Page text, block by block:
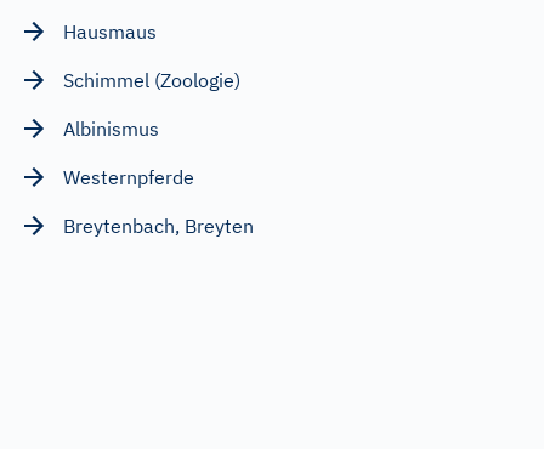
Hausmaus
Schimmel (Zoologie)
Albinismus
Westernpferde
Breytenbach, Breyten